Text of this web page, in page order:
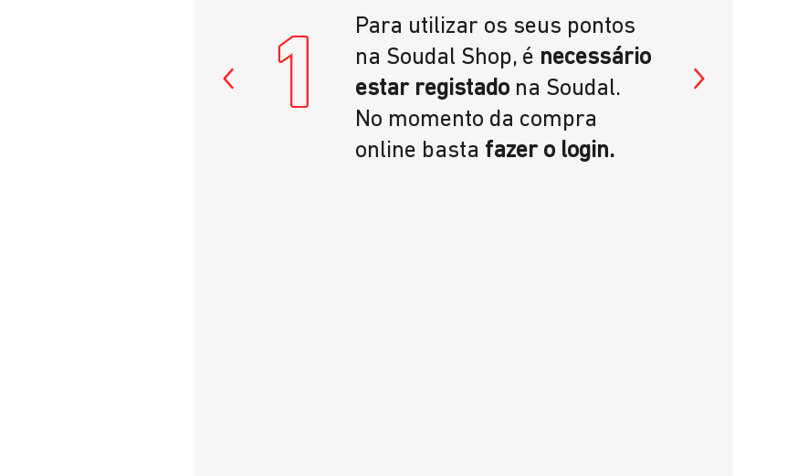
Para utilizar os seus pontos
na Soudal Shop, é necessário
estar registado na Soudal.
No momento da compra
online basta fazer o login.